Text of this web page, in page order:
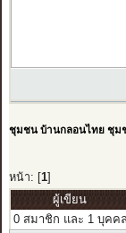
ชุมชน บ้านกลอนไทย ชุม
หน้า: [ 1]
ผู้เขียน
0 สมาชิก และ 1 บุคค